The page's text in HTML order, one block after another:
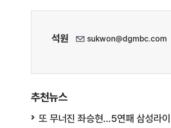
석원 sukwon@dgmbc.com
추천뉴스
또 무너진 좌승현…5연패 삼성라